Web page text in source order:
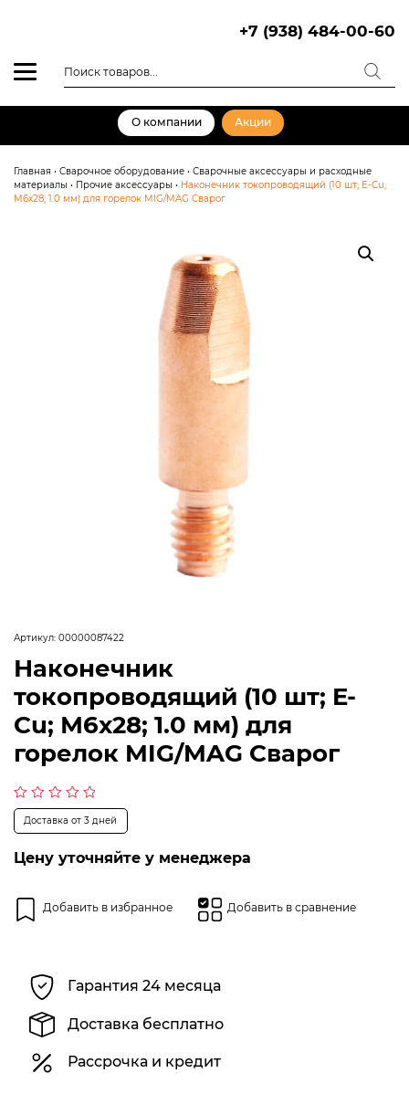
+7 (938) 484-00-60
товаров
О компании Акции
Главная • Сварочное оборудование • Сварочные аксессуары и расходные
материалы • Прочие аксессуары • Наконечник токопроводящий (10 шт; E-Cu;
М6х28; 1.0 мм) для горелок MIG/MAG Сварог
Артикул: 00000087422
Наконечник
токопроводящий (10 шт; E-
Cu; М6х28; 1.0 мм) для
горелок MIG/MAG Сварог
Оценка
из
Доставка от 3 дней
Цену уточняйте у менеджера
Добавить в избранное Добавить в сравнение
Гарантия 24 месяца
Доставка бесплатно
Рассрочка и кредит